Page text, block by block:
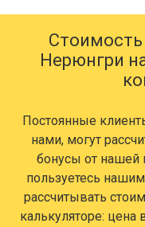
Нерюнгри
Постоянные
нами, могут
бонусы от нашей
пользуетесь
рассчитывать
калькуляторе: